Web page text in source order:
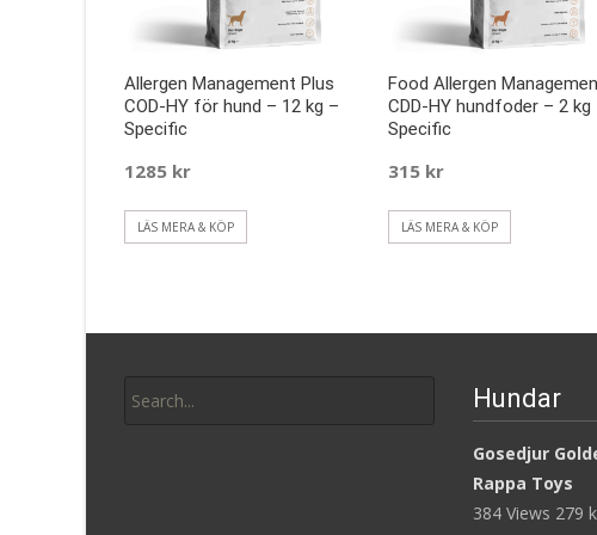
Allergen Management Plus
COD-HY för hund – 12 kg –
Specific
1285 kr
LÄS MERA & KÖP
Food Allergen
CDD-HY hundfoder – 2 kg
Specific
315 kr
LÄS MERA & KÖP
for:
Hundar
Gosedjur
Rappa Toys
384 Views 279